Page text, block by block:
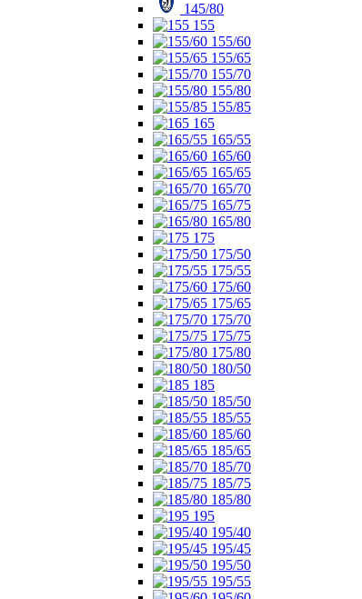
145/80
155
155/60
155/65
155/70
155/80
155/85
165
165/55
165/60
165/65
165/70
165/75
165/80
175
175/50
175/55
175/60
175/65
175/70
175/75
175/80
180/50
185
185/50
185/55
185/60
185/65
185/70
185/75
185/80
195
195/40
195/45
195/50
195/55